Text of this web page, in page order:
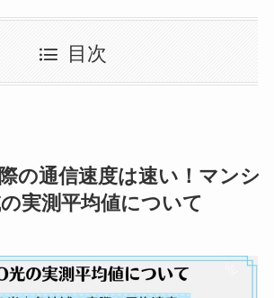
目次
の通信速度は速い！マンシ
実測平均値について